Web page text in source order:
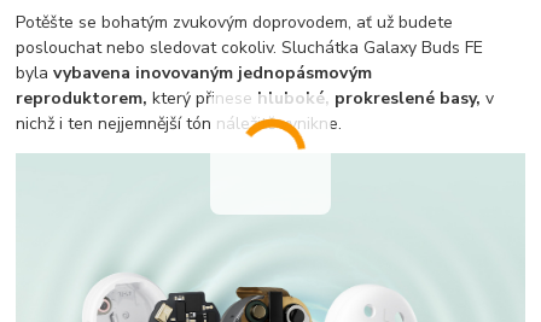
Potěšte se bohatým zvukovým doprovodem, ať už budete
poslouchat nebo sledovat cokoliv. Sluchátka Galaxy Buds FE
bylavybavena inovovaným jednopásmovým
reproduktorem, který přinese hluboké, prokreslené basy, v
nichž i ten nejjemnější tón náležitě vynikne.